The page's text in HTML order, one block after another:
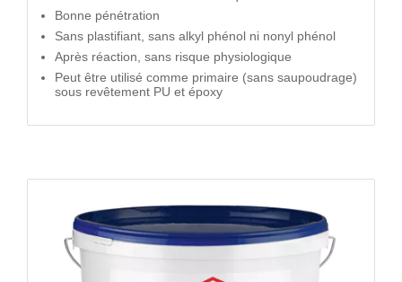
Bonne pénétration
Sans plastifiant, sans alkyl phénol ni nonyl phénol
Après réaction, sans risque physiologique
Peut être utilisé comme primaire (sans saupoudrage)
sous revêtement PU et époxy